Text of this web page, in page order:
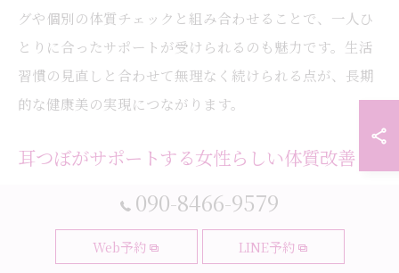
グや個別の体質チェックと組み合わせることで、一人ひ
とりに合ったサポートが受けられるのも魅力です。生活
習慣の見直しと合わせて無理なく続けられる点が、長期
的な健康美の実現につながります。
耳つぼがサポートする女性らしい体質改善
耳つぼは女性特有の体質や悩みに寄り添い、ホルモンバ
る点が特徴です。大阪市都島区のサロンでは、ダイエッ
090-8466-9579
Web予約 LINE予約